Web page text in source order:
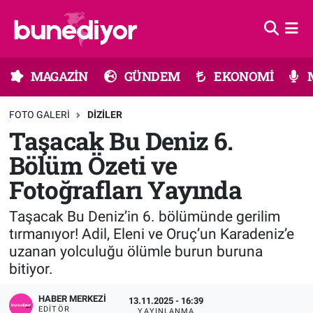
MAGAZİN GÜNDEM EKONOMİ
FOTO GALERI DIZILER
Taşacak Bu Deniz 6.
Bölüm Özeti ve
Fotoğrafları Yayında
Taşacak Bu Deniz’in 6. bölümünde gerilim
tırmanıyor! Adil, Eleni ve Oruç’un Karadeniz’e
uzanan yolculuğu ölümle burun buruna
bitiyor.
HABER MERKEZI
EDITÖR
13.11.2025 - 16:39
YAYINLANMA
Gündem
Moda
Kültür Sanat
Magazin
Müzik
MÜZİK
MODA
SAĞLIK
TEKNOLOJİ
TV MEDYA
Tüm Manşetler
Son Dakika Haberleri
Haber Arşivi